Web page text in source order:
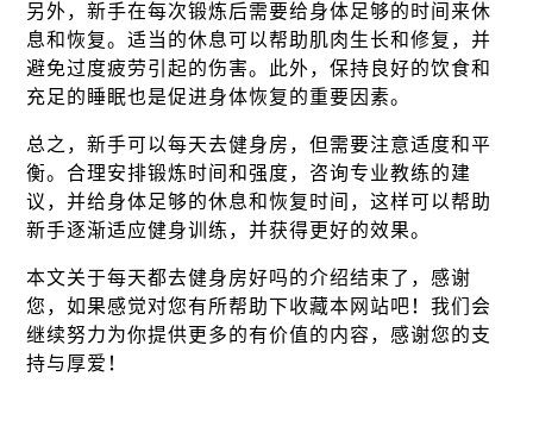
另外，新手在每次锻炼后需要给身体足够的时间来休
息和恢复。适当的休息可以帮助肌肉生长和修复，并
避免过度疲劳引起的伤害。此外，保持良好的饮食和
充足的睡眠也是促进身体恢复的重要因素。
总之，新手可以每天去健身房，但需要注意适度和平
衡。合理安排锻炼时间和强度，咨询专业教练的建
议，并给身体足够的休息和恢复时间，这样可以帮助
新手逐渐适应健身训练，并获得更好的效果。
本文关于每天都去健身房好吗的介绍结束了，感谢
您，如果感觉对您有所帮助下收藏本网站吧！我们会
继续努力为你提供更多的有价值的内容，感谢您的支
持与厚爱！